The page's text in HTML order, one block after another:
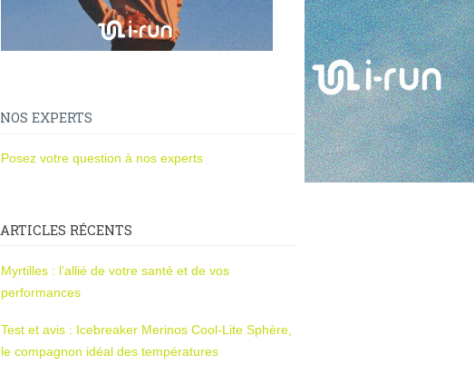
NOS EXPERTS
Posez votre question à nos experts
ARTICLES RÉCENTS
Myrtilles : l’allié de votre santé et de vos
performances
Test et avis : Icebreaker Merinos Cool-Lite Sphère,
le compagnon idéal des températures